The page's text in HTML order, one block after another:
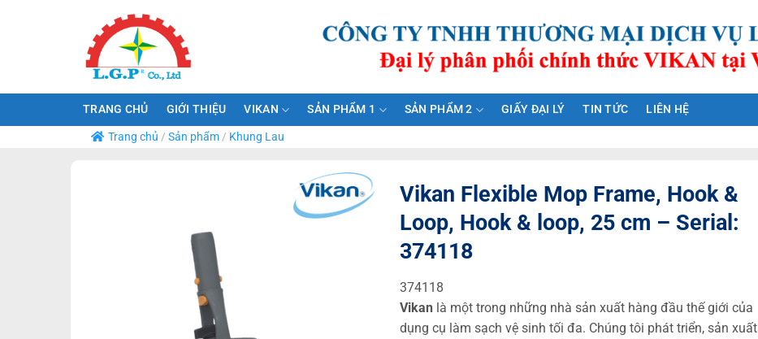
TRANG CHỦ GIỚI THIỆU VIKAN SẢN PHẨM 1 SẢN PHẨM 2 GIẤY ĐẠI LÝ TIN TỨC LIÊN HỆ
Trang chủ / Sản phẩm/ Khung Lau
Vikan Flexible Mop Frame, Hook &
Loop, Hook & loop, 25 cm – Serial:
374118
374118
Vikan là một trong những nhà sản xuất hàng đầu thế giới của
dụng cụ làm sạch vệ sinh tối đa. Chúng tôi phát triển, sản xuất